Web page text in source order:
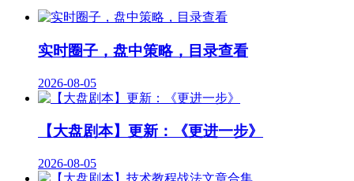
实时圈子，盘中策略，目录查看
2026-08-05
【大盘剧本】更新：《更进一步》
2026-08-05